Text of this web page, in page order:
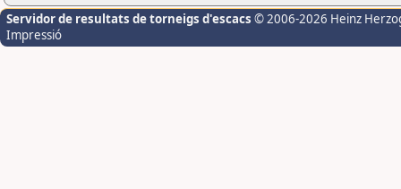
Servidor de resultats de torneigs d'escacs © 2006-2026 Heinz
Impressió